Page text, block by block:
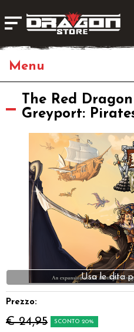
Home
Fumetti & Romanzi
Giochi di Carte
Miniature
Dadi
Accessori
The Red
Greyport:
Usa le dita
Prezzo:
€ 24,95 SCONTO 20%